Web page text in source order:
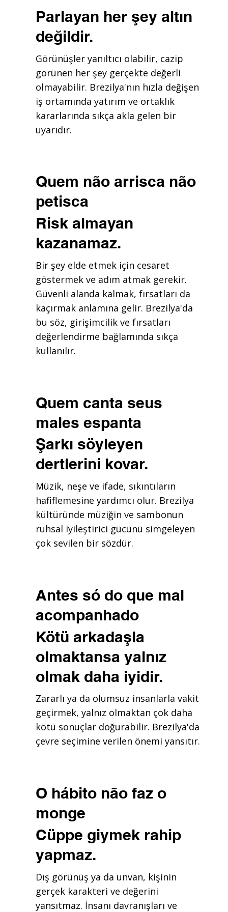
Parlayan her şey altın
değildir.
Görünüşler yanıltıcı olabilir, cazip
görünen her şey gerçekte değerli
olmayabilir. Brezilya'nın hızla değişen
iş ortamında yatırım ve ortaklık
kararlarında sıkça akla gelen bir
uyarıdır.
Quem não arrisca não
petisca
Risk almayan
kazanamaz.
Bir şey elde etmek için cesaret
göstermek ve adım atmak gerekir.
Güvenli alanda kalmak, fırsatları da
kaçırmak anlamına gelir. Brezilya'da
bu söz, girişimcilik ve fırsatları
değerlendirme bağlamında sıkça
kullanılır.
Quem canta seus
males espanta
Şarkı söyleyen
dertlerini kovar.
Müzik, neşe ve ifade, sıkıntıların
hafiflemesine yardımcı olur. Brezilya
kültüründe müziğin ve sambonun
ruhsal iyileştirici gücünü simgeleyen
çok sevilen bir sözdür.
Antes só do que mal
acompanhado
Kötü arkadaşla
olmaktansa yalnız
olmak daha iyidir.
Zararlı ya da olumsuz insanlarla vakit
geçirmek, yalnız olmaktan çok daha
kötü sonuçlar doğurabilir. Brezilya'da
çevre seçimine verilen önemi yansıtır.
O hábito não faz o
monge
Cüppe giymek rahip
yapmaz.
Dış görünüş ya da unvan, kişinin
gerçek karakteri ve değerini
yansıtmaz. İnsanı davranışları ve